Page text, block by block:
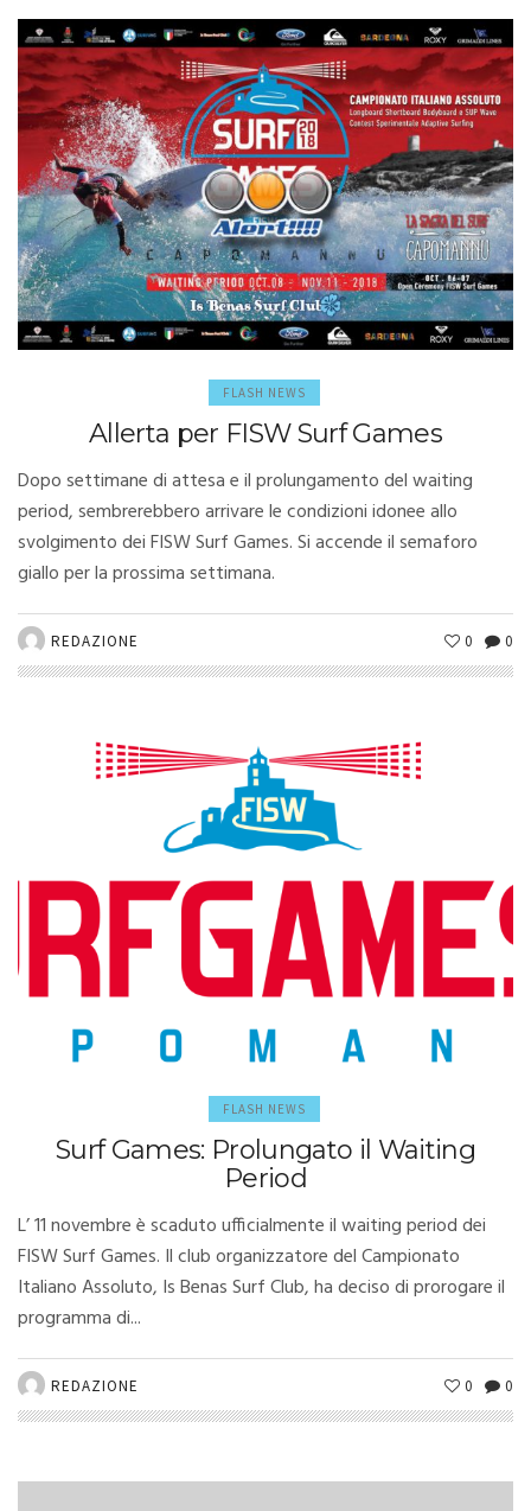
FLASH NEWS
Allerta per FISW Surf Games
Dopo settimane di attesa e il prolungamento del waiting
period, sembrerebbero arrivare le condizioni idonee allo
svolgimento dei FISW Surf Games. Si accende il semaforo
giallo per la prossima settimana.
REDAZIONE 0
0
FLASH NEWS
Surf Games: Prolungato il Waiting
Period
L’ 11 novembre è scaduto ufficialmente il waiting period dei
FISW Surf Games. Il club organizzatore del Campionato
Italiano Assoluto, Is Benas Surf Club, ha deciso di prorogare il
programma di...
REDAZIONE 0
0